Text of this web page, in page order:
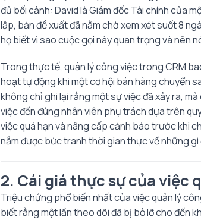
đủ bối cảnh: David là Giám đốc Tài chính của
lập, bản đề xuất đã nằm chờ xem xét suốt 8
họ biết vì sao cuộc gọi này quan trọng và nên
Trong thực tế, quản lý công việc trong CRM
hoạt tự động khi một cơ hội bán hàng chuyển
không chỉ ghi lại rằng một sự việc đã xảy ra,
việc đến đúng nhân viên phụ trách dựa trên
việc quá hạn và nâng cấp cảnh báo trước khi
nắm được bức tranh thời gian thực về những
2. Cái giá thực sự của
Triệu chứng phổ biến nhất của việc quản lý
biết rằng một lần theo dõi đã bị bỏ lỡ cho đến